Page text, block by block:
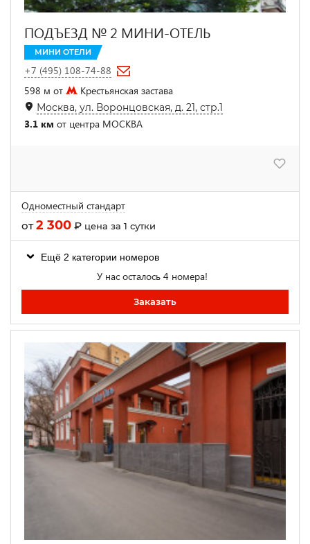
ПОДЪЕЗД № 2 МИНИ-ОТЕЛЬ
МИНИ ОТЕЛИ
+7 (495) 108-74-88
598 м от
Крестьянская застава
Москва, ул. Воронцовская, д. 21, стр.1
3.1 км от центра МОСКВА
Одноместный стандарт
от2 300 ₽ цена за 1 сутки
Ещё 2 категории номеров
У нас осталось 4 номера!
Заказать